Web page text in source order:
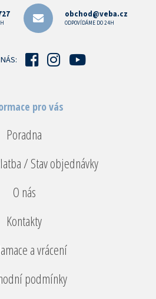
obchod@veba.cz
ODPOVÍDÁME DO 24H
pro vás
Poradna
/ Stav objednávky
O nás
Kontakty
a vrácení
podmínky